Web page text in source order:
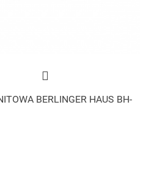
BERLINGER HAUS BH-